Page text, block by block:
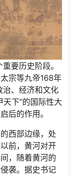
要历史阶段。
宗等九帝168年
治、经济和文化
下”的国际性大
后的作用。
西部边缘，处
前，黄河对开
，随着黄河的
袭。据史书记